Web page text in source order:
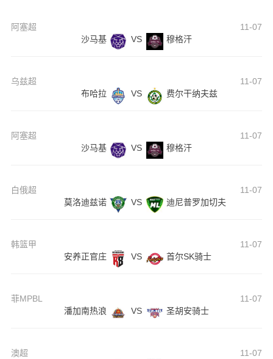
阿塞超
11-07
沙马基
VS 穆格汗
乌兹超
11-07
布哈拉
VS 费尔干纳夫兹
阿塞超
11-07
沙马基
VS 穆格汗
白俄超
11-07
莫洛迪兹诺
VS 迪尼普罗加切夫
韩篮甲
11-07
安养正官庄
VS 首尔SK骑士
菲MPBL
11-07
潘加南热浪
VS 圣胡安骑士
澳超
11-07